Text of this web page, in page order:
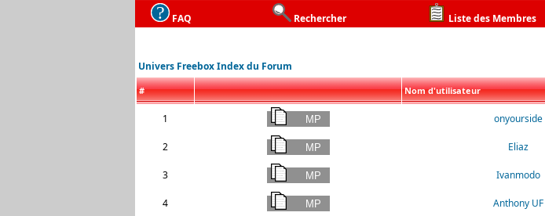
FAQ Rechercher Liste des Membres
Univers Freebox Index du Forum
# Nom d'utilisateur
1 onyourside
2 Eliaz
3 Ivanmodo
4 Anthony UF